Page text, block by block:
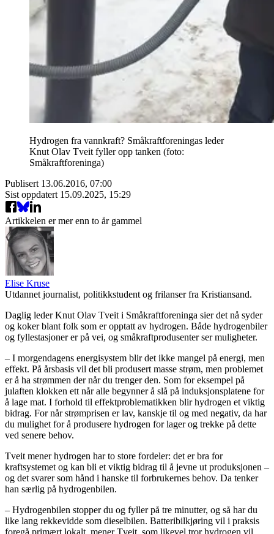
Hydrogen fra vannkraft? Småkraftforeningas leder
Knut Olav Tveit fyller opp tanken (foto:
Småkraftforeninga)
Publisert 13.06.2016, 07:00
Sist oppdatert 15.09.2025, 15:29
Artikkelen er mer enn to år gammel
Elise Kruse
Utdannet journalist, politikkstudent og frilanser fra Kristiansand.
Daglig leder Knut Olav Tveit i Småkraftforeninga sier det nå syder
og koker blant folk som er opptatt av hydrogen. Både hydrogenbiler
og fyllestasjoner er på vei, og småkraftprodusenter ser muligheter.
– I morgendagens energisystem blir det ikke mangel på energi, men
effekt. På årsbasis vil det bli produsert masse strøm, men problemet
er å ha strømmen der når du trenger den. Som for eksempel på
julaften klokken ett når alle begynner å slå på induksjonsplatene for
å lage mat. I forhold til effektproblematikken blir hydrogen et viktig
bidrag. For når strømprisen er lav, kanskje til og med negativ, da har
du mulighet for å produsere hydrogen for lager og trekke på dette
ved senere behov.
Tveit mener hydrogen har to store fordeler: det er bra for
kraftsystemet og kan bli et viktig bidrag til å jevne ut produksjonen –
og det svarer som hånd i hanske til forbrukernes behov. Da tenker
han særlig på hydrogenbilen.
– Hydrogenbilen stopper du og fyller på tre minutter, og så har du
like lang rekkevidde som dieselbilen. Batteribilkjøring vil i praksis
foregå primært lokalt, mener Tveit, som likevel tror hydrogen vil